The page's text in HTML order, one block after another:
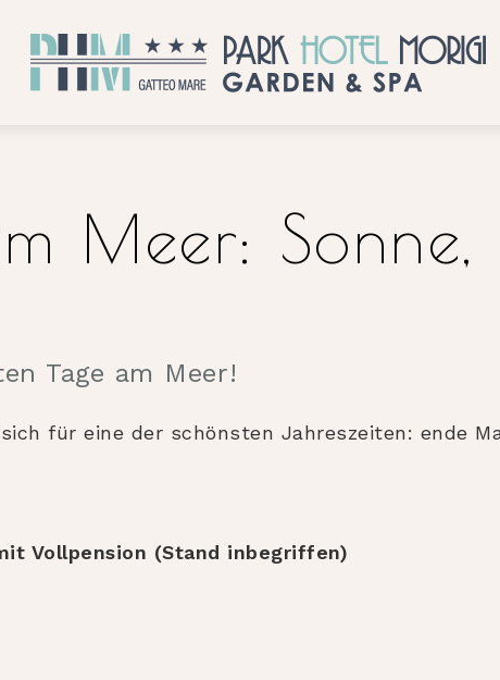
Meer: Sonne,
Tage am Meer!
für eine der schönsten Jahreszeiten: ende
Vollpension (Stand inbegriffen)